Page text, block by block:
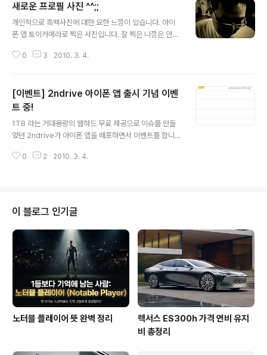
새로운 프로필 사진 ^^;;
개인적으로 흑백사진에 대한 묘한 느낌이 있습니다. 아이
폰 앱 토이카메라로 찍은 사진입니다. 잘 찍은 니낌은 안들
을 변경했습니다. 블로그도 간만에 바꿔볼까 생각 중.. ^^;;
0 3 2010. 3. 4.
[이벤트] 2ndrive 아이폰 앱 출시 기념 이벤
트 중!
1TB 라는 거대용량의 웹하드 무료 제공으로 이슈를 만들
었던 2ndrive가 아이폰 앱을 배포하면서 이벤트를 합니
담당자에게 메일로 발송하면 됩니다. 기간은 3월 23일까
당첨이라도 한번 되어 보신다면??? ^^;; 2ndrive 앱? [2n
drive 다운받기] 여전히 윈도에서만 지원되는 부분은 참
아쉽다. 이정도면 맥어플로 변환을 해도 되지 않을까 하는
어설픈 생각을 해봅니다. 관련 페이지 : http://event.2nd
rive.com/main.asp?MVO=draw..
0 2 2010. 3. 4.
이 블로그 인기글
노터블 플레이어 뜻 완벽 정리
렉서스 ES300h 가격 연비 유지
비 총정리